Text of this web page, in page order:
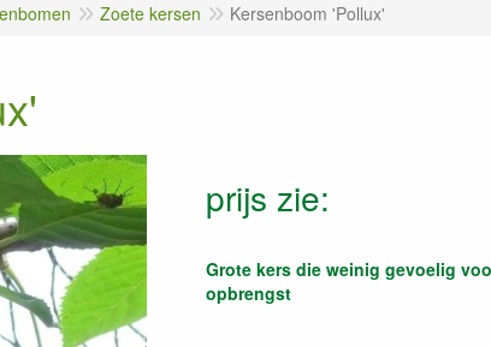
Zoete kersen Kersenboom 'Pollux'
prijs zie:
Grote kers die weinig gevoelig
opbrengst